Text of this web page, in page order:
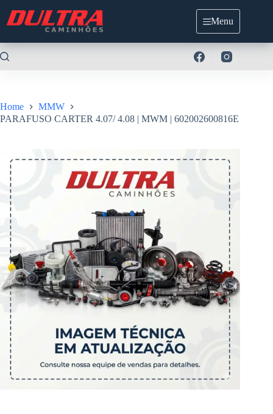
para
Menu
Home
MMW
PARAFUSO CARTER 4.07/ 4.08 | MWM | 602002600816E